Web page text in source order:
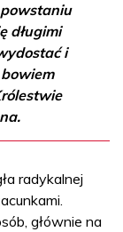
długimi
i
radykalnej
głównie na